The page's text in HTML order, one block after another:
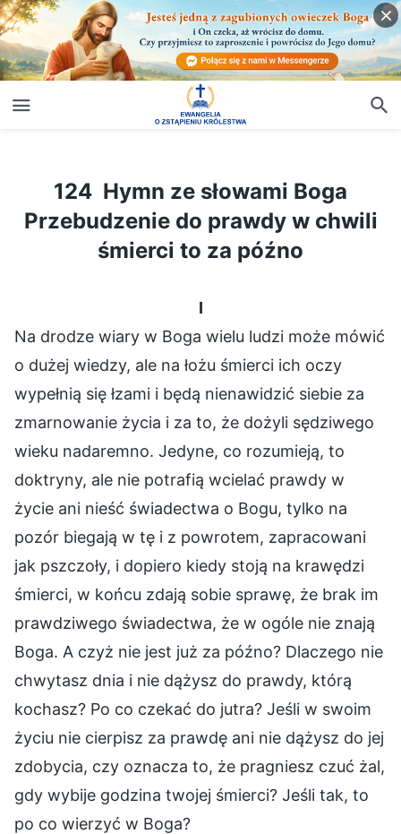
124 Hymn ze słowami Boga
Przebudzenie do prawdy w chwili
śmierci to za późno
I
Na drodze wiary w Boga wielu ludzi może mówić
o dużej wiedzy, ale na łożu śmierci ich oczy
wypełnią się łzami i będą nienawidzić siebie za
zmarnowanie życia i za to, że dożyli sędziwego
wieku nadaremno. Jedyne, co rozumieją, to
doktryny, ale nie potrafią wcielać prawdy w
życie ani nieść świadectwa o Bogu, tylko na
pozór biegają w tę i z powrotem, zapracowani
jak pszczoły, i dopiero kiedy stoją na krawędzi
śmierci, w końcu zdają sobie sprawę, że brak im
prawdziwego świadectwa, że w ogóle nie znają
Boga. A czyż nie jest już za późno? Dlaczego nie
chwytasz dnia i nie dążysz do prawdy, którą
kochasz? Po co czekać do jutra? Jeśli w swoim
życiu nie cierpisz za prawdę ani nie dążysz do jej
zdobycia, czy oznacza to, że pragniesz czuć żal,
gdy wybije godzina twojej śmierci? Jeśli tak, to
po co wierzyć w Boga?